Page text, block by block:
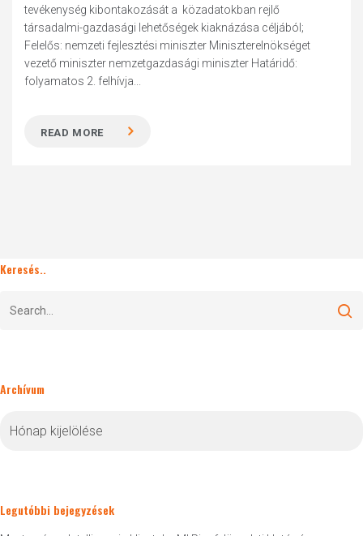
tevékenység kibontakozását a közadatokban rejlő
társadalmi-gazdasági lehetőségek kiaknázása céljából;
Felelős: nemzeti fejlesztési miniszter Miniszterelnökséget
vezető miniszter nemzetgazdasági miniszter Határidő:
folyamatos 2. felhívja...
READ MORE
Keresés..
Archívum
Legutóbbi bejegyzések